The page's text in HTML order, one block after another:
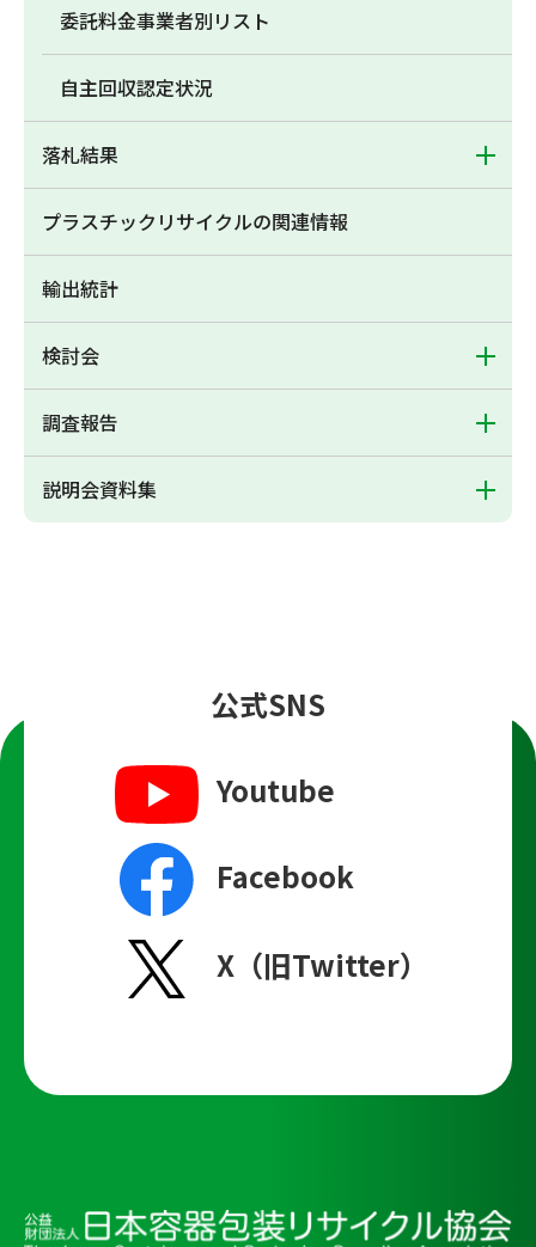
委託料金事業者別リスト
自主回収認定状況
落札結果
プラスチックリサイクルの関連情報
輸出統計
検討会
調査報告
説明会資料集
公式SNS
Youtube
Facebook
X（旧Twitter）